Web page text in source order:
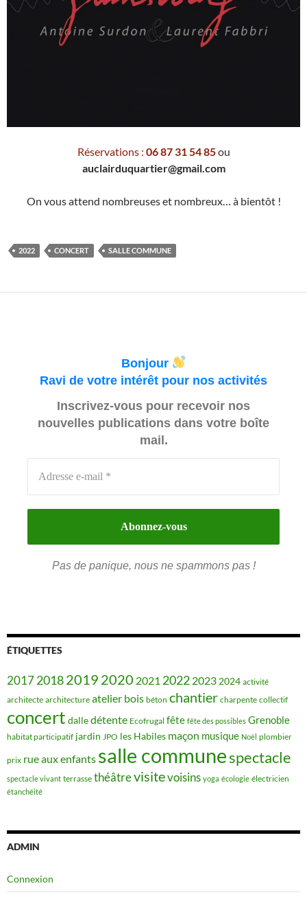
Réservations : 06 87 31 54 85ou
auclairduquartier@gmail.com
On vous attend nombreuses et nombreux… à bientôt !
2022 CONCERT SALLE COMMUNE
Bonjour
Ravi de votre intérêt pour nos activités
Inscrivez-vous pour recevoir nos
nouvelles publications dans votre boîte
mail.
Pas de panique, nous ne spammons pas !
ÉTIQUETTES
201720182019 2020 2021 2022 2023 2024 activité
architecte architecture atelier bois béton chantier charpente collectif
concert dalledétente Ecofrugal fête fête des possibles Grenoble
habitat participatif jardin JPO les Habiles maçon musique Noël plombier
prix rue aux enfants salle communespectacle
spectacle vivant terrasse théâtrevisitevoisins yoga écologie électricien
étanchéité
ADMIN
Connexion